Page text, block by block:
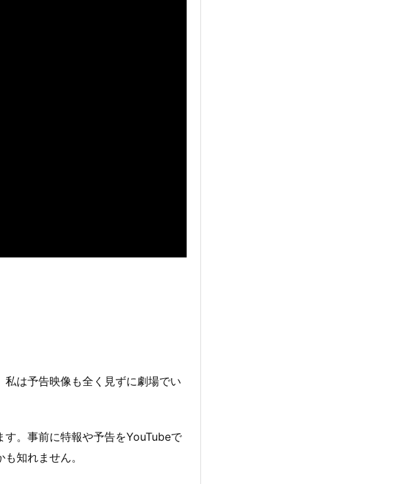
私は予告映像も全く見ずに劇場でい
す。事前に特報や予告をYouTubeで
知れません。